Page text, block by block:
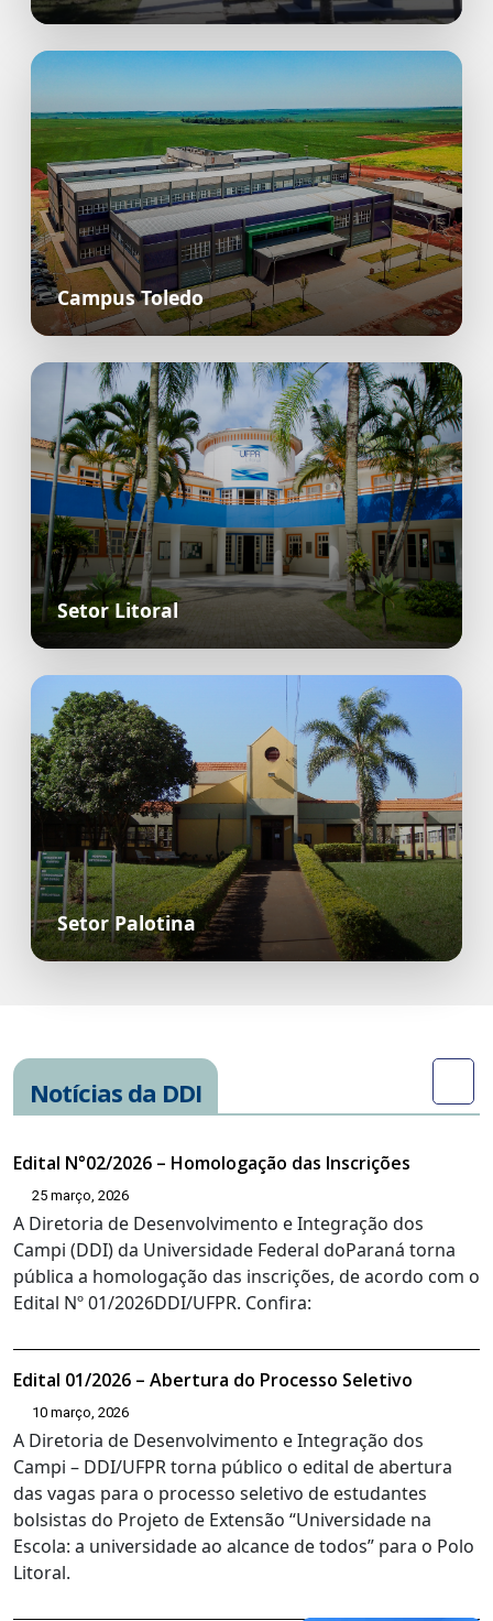
Campus Toledo
Setor Litoral
Setor Palotina
Notícias da DDI
Edital N°02/2026 – Homologação das Inscrições
25 março, 2026
A Diretoria de Desenvolvimento e Integração dos
Campi (DDI) da Universidade Federal doParaná torna
pública a homologação das inscrições, de acordo com o
Edital Nº 01/2026DDI/UFPR. Confira:
Edital 01/2026 – Abertura do Processo Seletivo
10 março, 2026
A Diretoria de Desenvolvimento e Integração dos
Campi – DDI/UFPR torna público o edital de abertura
das vagas para o processo seletivo de estudantes
bolsistas do Projeto de Extensão “Universidade na
Escola: a universidade ao alcance de todos” para o Polo
Litoral.